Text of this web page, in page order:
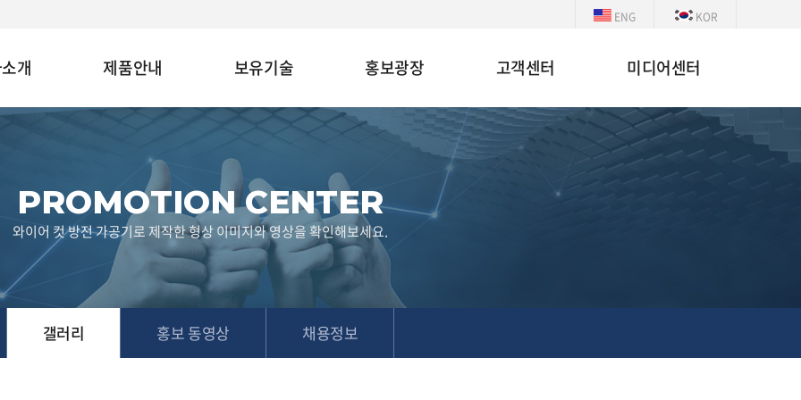
ENG KOR
개 제품안내 보유기술 홍보광장 고객센터 미디어센터
PROMOTION CENTER
와이어 컷 방전 가공기로 제작한 형상 이미지와 영상을 확인해보세요.
갤러리 홍보 동영상 채용정보